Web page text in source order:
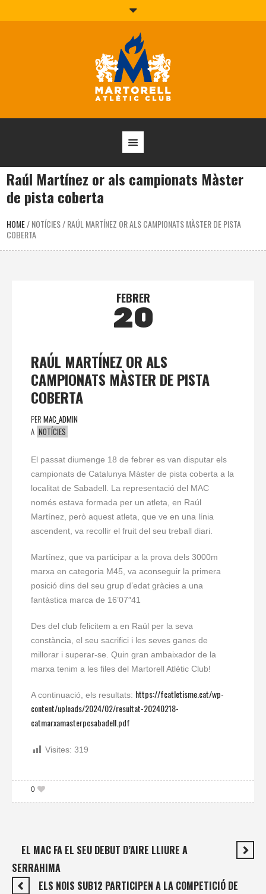
Raúl Martínez or als campionats Màster
de pista coberta
HOME/NOTÍCIES/RAÚL MARTÍNEZ OR ALS CAMPIONATS MÀSTER DE PISTA
COBERTA
FEBRER
20
RAÚL MARTÍNEZ OR ALS
CAMPIONATS MÀSTER DE PISTA
COBERTA
PER MAC_ADMIN
A NOTÍCIES
El passat diumenge 18 de febrer es van disputar els
campionats de Catalunya Màster de pista coberta a la
localitat de Sabadell. La representació del MAC
només estava formada per un atleta, en Raúl
Martínez, però aquest atleta, que ve en una línia
ascendent, va recollir el fruit del seu treball diari.
Martínez, que va participar a la prova dels 3000m
marxa en categoria M45, va aconseguir la primera
posició dins del seu grup d’edat gràcies a una
fantàstica marca de 16’07″41
Des del club felicitem a en Raúl per la seva
constància, el seu sacrifici i les seves ganes de
millorar i superar-se. Quin gran ambaixador de la
marxa tenim a les files del Martorell Atlètic Club!
A continuació, els resultats: https://fcatletisme.cat/wp-
content/uploads/2024/02/resultat-20240218-
catmarxamasterpcsabadell.pdf
Visites: 319
0
EL MAC FA EL SEU DEBUT D’AIRE LLIURE A
SERRAHIMA
ELS NOIS SUB12 PARTICIPEN A LA COMPETICIÓ DE